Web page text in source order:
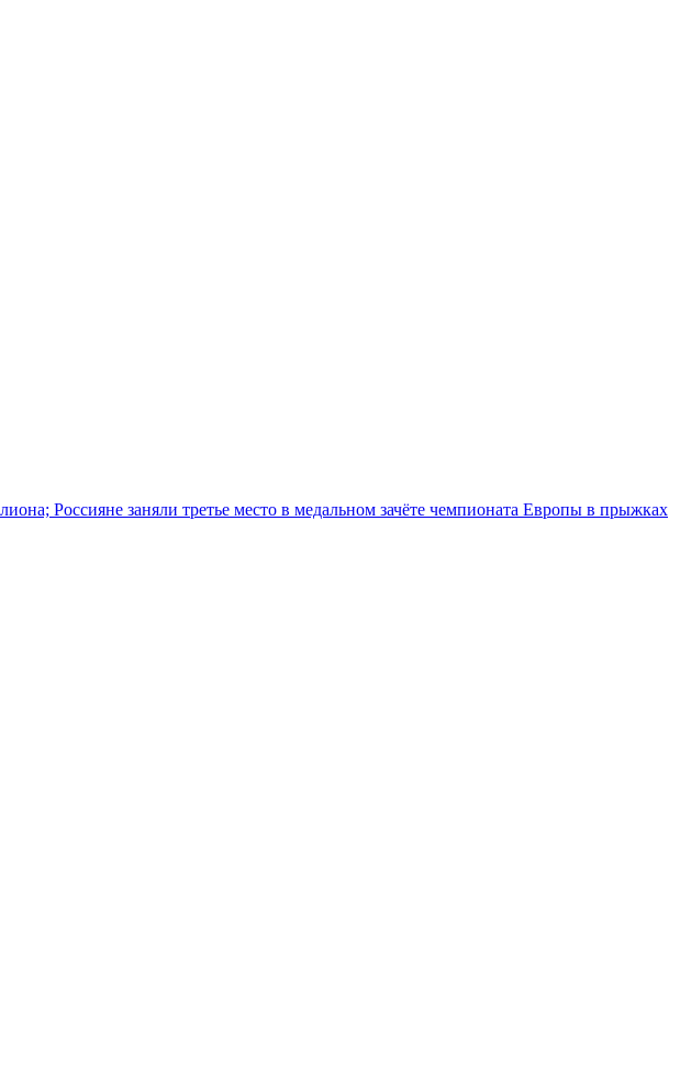
Россияне заняли третье место в медальном зачёте чемпионата Европы в прыжках